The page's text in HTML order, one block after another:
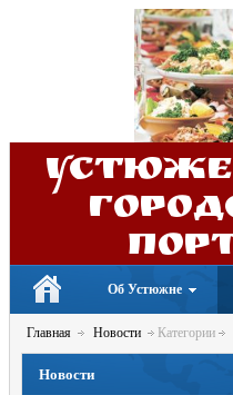
Об Устюжне
Главная Новости Категории
Новости